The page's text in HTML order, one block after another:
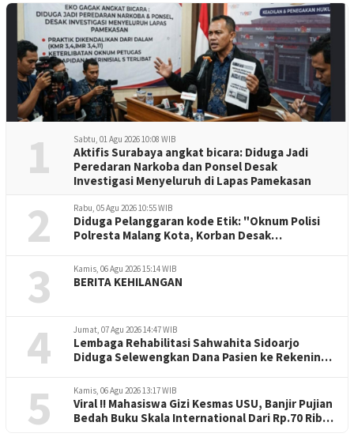
1 Sabtu, 01 Agu 2026 10:08 WIB
Aktifis Surabaya angkat bicara: Diduga Jadi
Peredaran Narkoba dan Ponsel Desak
Investigasi Menyeluruh di Lapas Pamekasan
2 Rabu, 05 Agu 2026 10:55 WIB
Diduga Pelanggaran kode Etik: "Oknum Polisi
Polresta Malang Kota, Korban Desak
3 Kamis, 06 Agu 2026 15:14 WIB
BERITA KEHILANGAN
4 Jumat, 07 Agu 2026 14:47 WIB
Lembaga Rehabilitasi Sahwahita Sidoarjo
Diduga Selewengkan Dana Pasien ke Rekening
5 Kamis, 06 Agu 2026 13:17 WIB
Viral !! Mahasiswa Gizi Kesmas USU, Banjir Pujian
Bedah Buku Skala International Dari Rp.70 Ribu